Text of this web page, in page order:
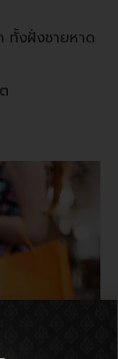
ทั้งฝั่งชายหาด